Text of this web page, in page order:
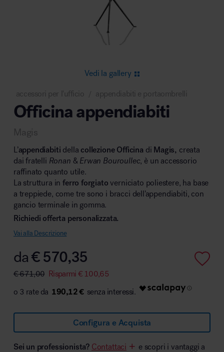
Area lounge e attesa
Area outdoor
Area hospitality
Vedi la gallery
accessori per l'ufficio appendiabiti e portaombrelli
Officina appendiabiti
Magis
L’appendiabiti della collezione Officina di Magis, creata
dai fratelli Ronan & Erwan Bouroullec, è un accessorio
raffinato quanto utile.
La struttura inferro forgiatoverniciato poliestere, ha base
a treppiede, come tre sono i bracci dell’appendiabiti, con
gancio terminale in gomma.
Richiedi offerta personalizzata.
Vai alla Descrizione
da€570,35
€671,00 Risparmi €100,65
190,12 €
Configura e Acquista
Sei un professionista? Contattaci
e scopri i vantaggi a